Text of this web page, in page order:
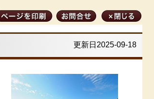
更新日2025-09-18